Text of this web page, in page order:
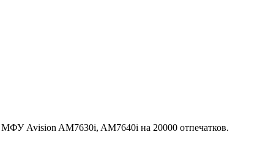
Avision AM7630i, AM7640i на 20000 отпечатков.